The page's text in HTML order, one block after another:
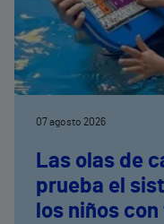
07 agosto 2026
Las olas de
prueba el
los niños